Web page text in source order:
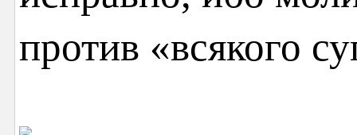
против «всякого